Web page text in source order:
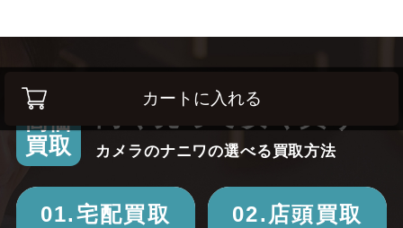
カートに入れる
高価
買取
高く売って安く買う！
カメラのナニワの選べる買取方法
01.宅配買取 02.店頭買取